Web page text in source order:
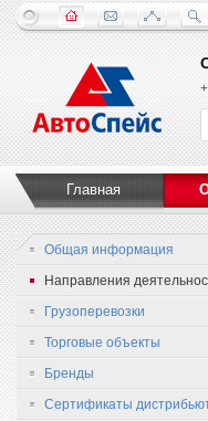
Главная
Общая информация
Направления
Грузоперевозки
Торговые объекты
Бренды
Сертификаты